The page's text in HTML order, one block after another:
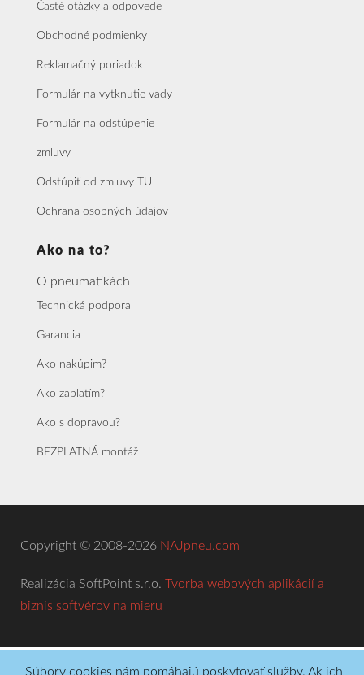
Časté otázky a odpovede
Obchodné podmienky
Reklamačný poriadok
Formulár na vytknutie vady
Formulár na odstúpenie
zmluvy
Odstúpiť od zmluvy TU
Ochrana osobných údajov
Ako na to?
O pneumatikách
Technická podpora
Garancia
Ako nakúpim?
Ako zaplatím?
Ako s dopravou?
BEZPLATNÁ montáž
Copyright © 2008-2026 NAJpneu.com
Realizácia SoftPoint s.r.o. Tvorba webových aplikácií a
biznis softvérov na mieru
Súbory cookies nám pomáhajú poskytovať služby. Ak ich